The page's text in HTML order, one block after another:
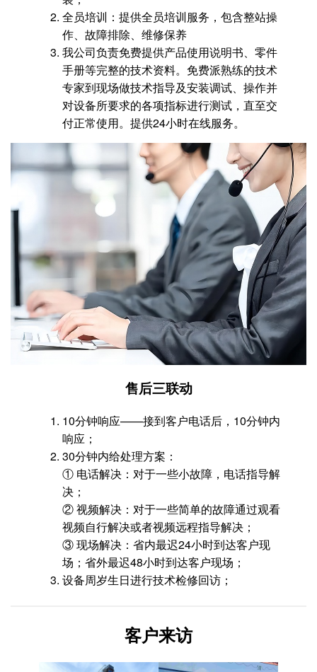
全员培训：提供全员培训服务，包含整站操
作、故障排除、维修保养
我公司负责免费提供产品使用说明书、零件
手册等完整的技术资料。免费派熟练的技术
专家到现场做技术指导及安装调试、操作并
对设备所要求的各项指标进行测试，直至交
付正常使用。提供24小时在线服务。
售后三联动
10分钟响应——接到客户电话后，10分钟内
响应；
30分钟内给处理方案：
① 电话解决：对于一些小故障，电话指导解
决；
② 视频解决：对于一些简单的故障通过观看
视频自行解决或者视频远程指导解决；
③ 现场解决：省内最迟24小时到达客户现
场；省外最迟48小时到达客户现场；
设备周岁生日进行技术检修回访；
客户来访